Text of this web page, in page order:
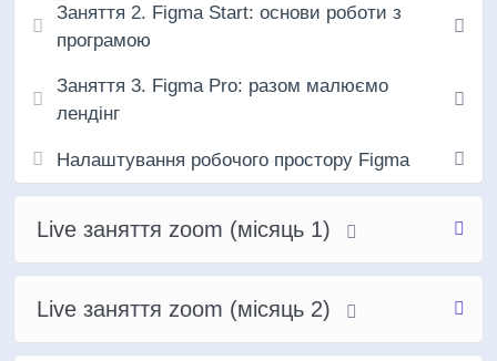
користуєшся Photoshop – тобі до нас, ми спростимо
тобі життя.
Заняття 2. Figma Start: основи роботи з
програмою
Заняття 3. Figma Pro: разом малюємо
лендінг
Налаштування робочого простору Figma
Live заняття zoom (місяць 1)
Live заняття zoom (місяць 2)